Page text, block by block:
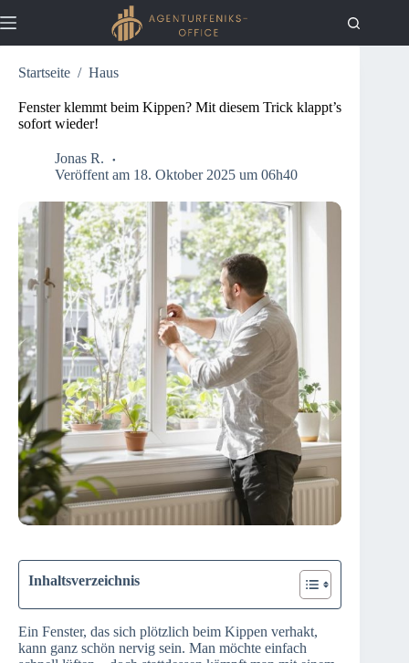
Inhalt
Keine
Aktuelles
Haus
Küche
Garten
Startseite / Haus
Fenster klemmt beim Kippen? Mit diesem Trick klappt’s
sofort wieder!
Jonas R.
Veröffent am 18. Oktober 2025 um 06h40
Inhaltsverzeichnis
Ein Fenster, das sich plötzlich beim Kippen verhakt,
kann ganz schön nervig sein. Man möchte einfach